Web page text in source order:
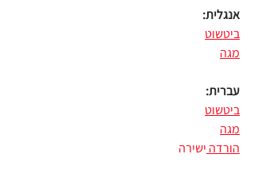
אנגלית:
ביטשוט
מגה
עברית:
ביטשוט
מגה
הורדה ישירה